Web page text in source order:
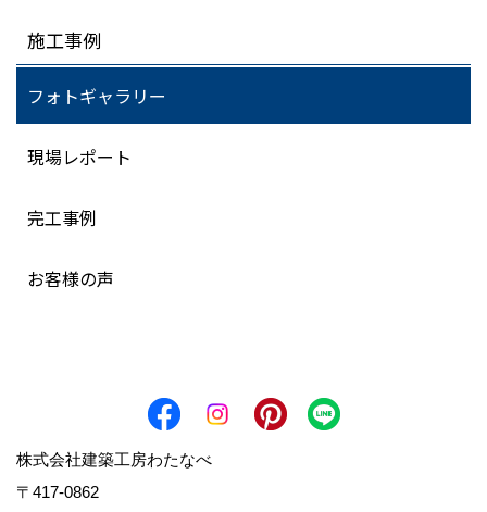
施工事例
フォトギャラリー
現場レポート
完工事例
お客様の声
株式会社建築工房わたなべ
〒417-0862